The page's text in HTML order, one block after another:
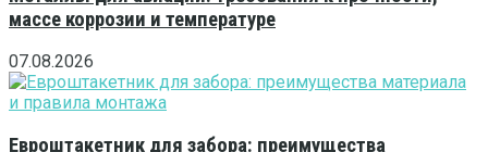
массе коррозии и температуре
07.08.2026
Евроштакетник для забора: преимущества